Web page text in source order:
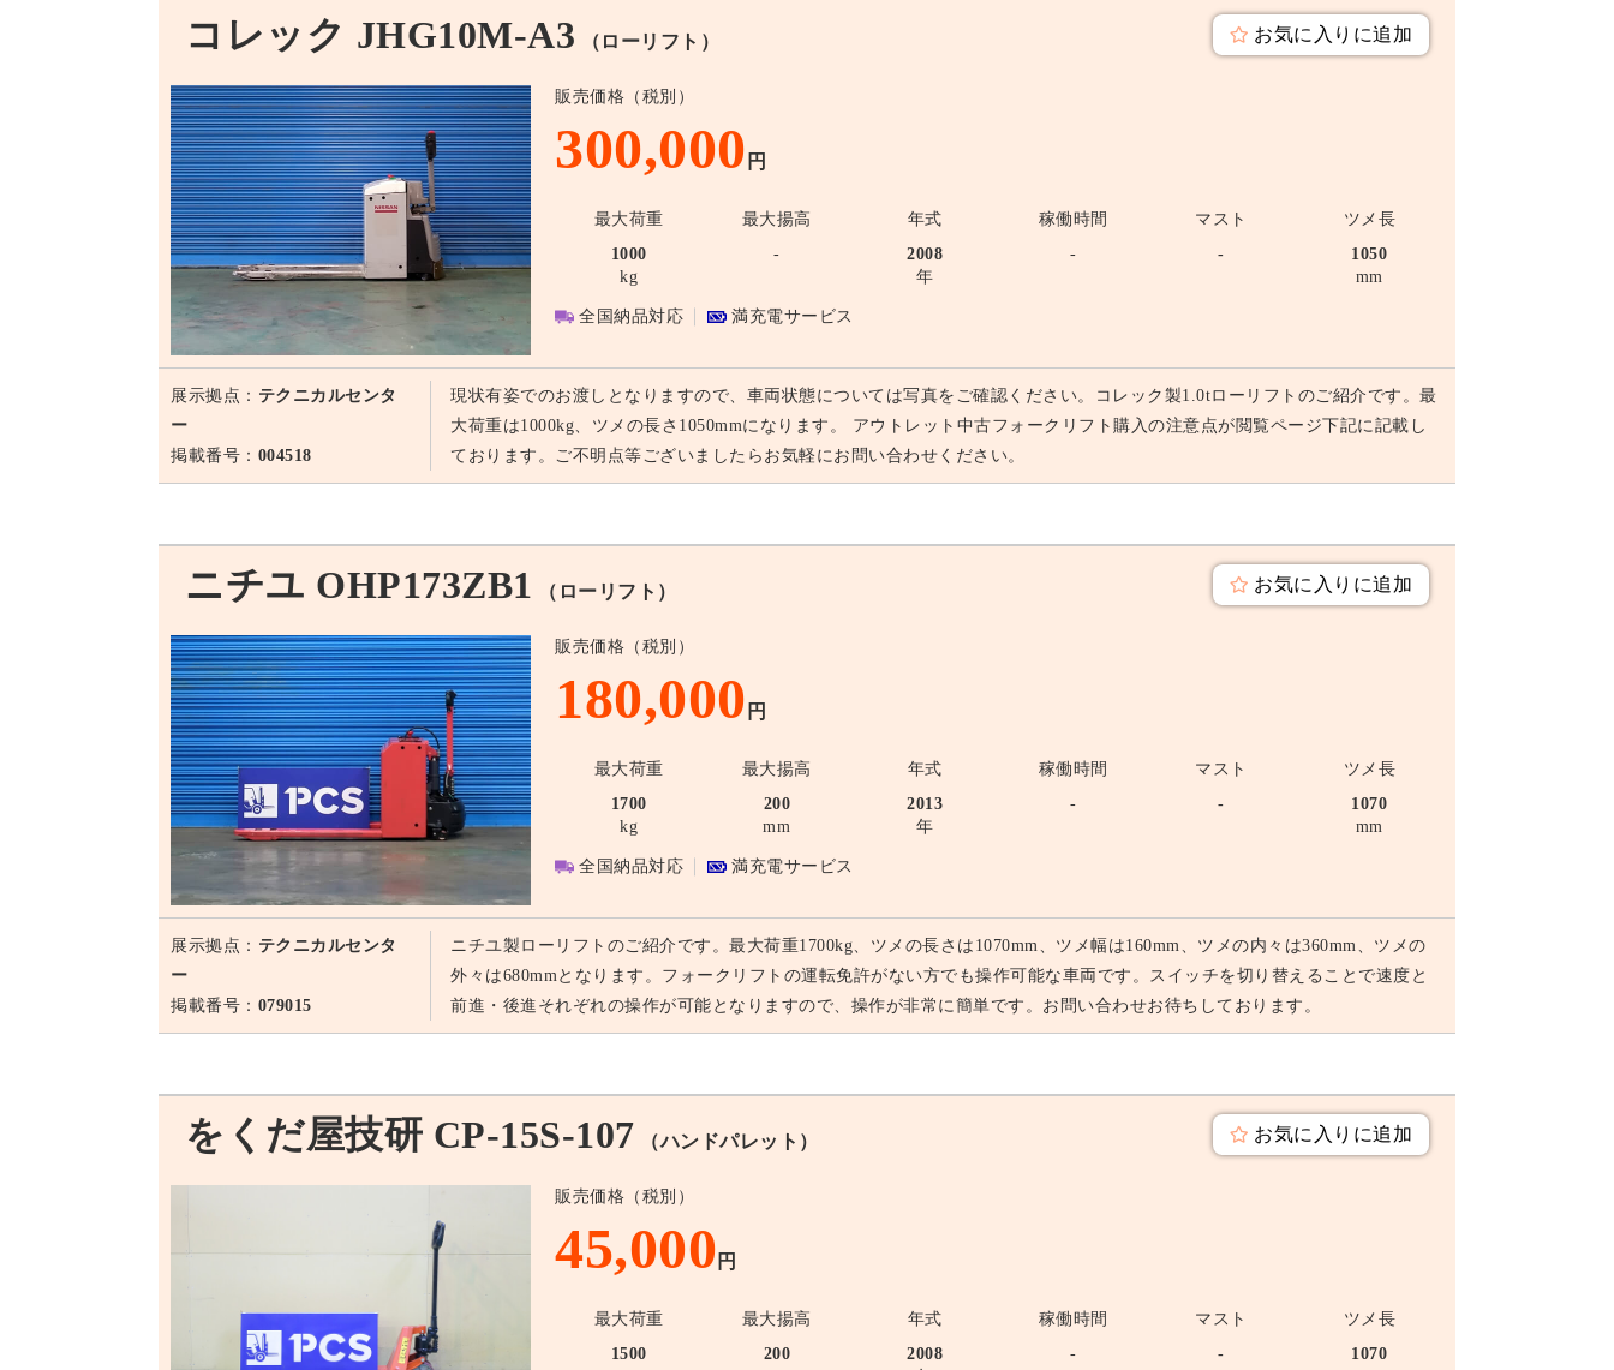
コレック JHG10M-A3 （ローリフト） お気に入りに追加
販売価格（税別）
300,000 円
最大荷重 最大揚高 年式 稼働時間 マスト
ツメ長
1000
kg
-
2008
年
- -
1050
mm
全国納品対応 満充電サービス
展示拠点： テクニカルセンタ
ー
掲載番号： 004518
現状有姿でのお渡しとなりますので、車両状態については写真をご確認ください。コレック製1.0tローリフトのご紹介です。最
大荷重は1000kg、ツメの長さ1050mmになります。 アウトレット中古フォークリフト購入の注意点が閲覧ページ下記に記載し
ております。ご不明点等ございましたらお気軽にお問い合わせください。
ニチユ OHP173ZB1 （ローリフト） お気に入りに追加
販売価格（税別）
180,000 円
最大荷重 最大揚高 年式 稼働時間 マスト
ツメ長
1700
kg
200
mm
2013
年
- -
1070
mm
全国納品対応 満充電サービス
展示拠点： テクニカルセンタ
ー
掲載番号： 079015
ニチユ製ローリフトのご紹介です。最大荷重1700kg、ツメの長さは1070mm、ツメ幅は160mm、ツメの内々は360mm、ツメの
外々は680mmとなります。フォークリフトの運転免許がない方でも操作可能な車両です。スイッチを切り替えることで速度と
前進・後進それぞれの操作が可能となりますので、操作が非常に簡単です。お問い合わせお待ちしております。
をくだ屋技研 CP-15S-107 （ハンドパレット） お気に入りに追加
販売価格（税別）
45,000 円
最大荷重 最大揚高 年式 稼働時間 マスト
ツメ長
1500
200
2008
- -
1070